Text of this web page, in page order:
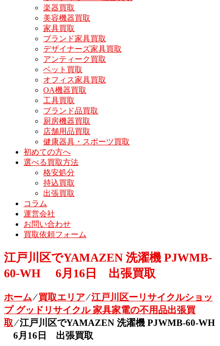
楽器買取
美容機器買取
家具買取
ブランド家具買取
デザイナーズ家具買取
アンティーク買取
ベット買取
オフィス家具買取
OA機器買取
工具買取
ブランド品買取
厨房機器買取
店舗用品買取
健康器具・スポーツ買取
初めての方へ
選べる買取方法
格安処分
持込買取
出張買取
コラム
運営会社
お問い合わせ
買取依頼フォーム
江戸川区でYAMAZEN 洗濯機 PJWMB-
60-WH 6月16日 出張買取
ホーム⁄買取エリア⁄江戸川区ーリサイクルショッ
プ グッドリサイクル 家具家電の不用品出張買
取⁄江戸川区でYAMAZEN 洗濯機 PJWMB-60-WH
6月16日 出張買取